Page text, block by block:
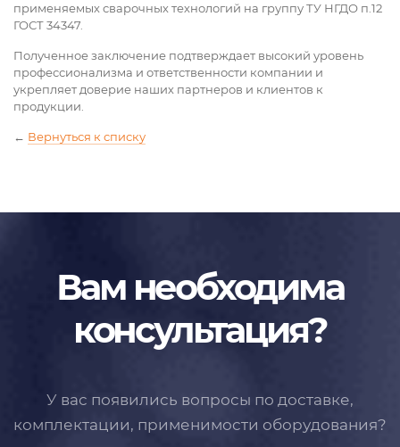
применяемых сварочных технологий на группу ТУ НГДО п.12
ГОСТ 34347.
Полученное заключение подтверждает высокий уровень
профессионализма и ответственности компании и
укрепляет доверие наших партнеров и клиентов к
продукции.
← Вернуться к списку
Вам необходима
консультация?
У вас появились вопросы по доставке,
комплектации, применимости оборудования?